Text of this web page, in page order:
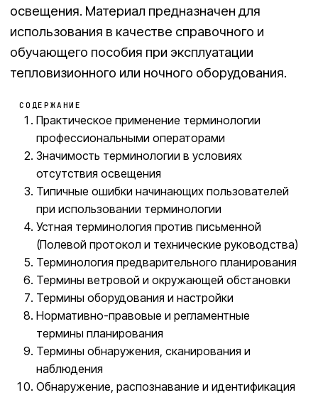
освещения. Материал предназначен для
использования в качестве справочного и
обучающего пособия при эксплуатации
тепловизионного или ночного оборудования.
СОДЕРЖАНИЕ
Практическое применение терминологии
профессиональными операторами
Значимость терминологии в условиях
отсутствия освещения
Типичные ошибки начинающих пользователей
при использовании терминологии
Устная терминология против письменной
(Полевой протокол и технические руководства)
Терминология предварительного планирования
Термины ветровой и окружающей обстановки
Термины оборудования и настройки
Нормативно-правовые и регламентные
термины планирования
Термины обнаружения, сканирования и
наблюдения
Обнаружение, распознавание и идентификация